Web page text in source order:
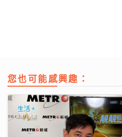
您也可能感興趣：